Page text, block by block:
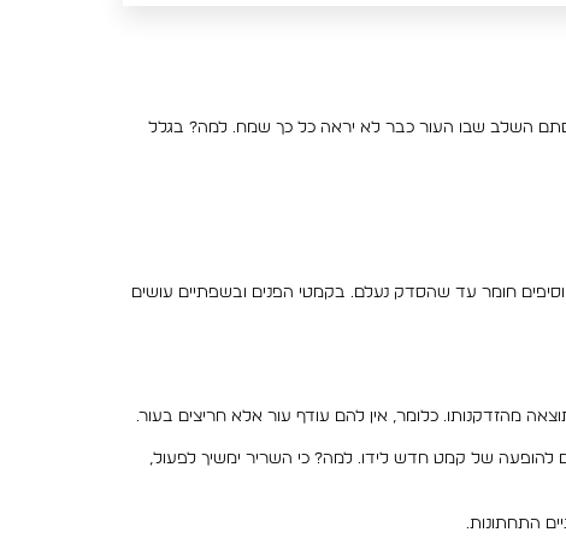
הסתם השלב שבו העור כבר לא יראה כל כך שמח. למה? בגלל
חומר עד שהסדק נעלם. בקמטי הפנים ובשפתיים עושים
מהזדקנותו. כלומר, אין להם עודף עור אלא חריצים בעור.
להופעה של קמט חדש לידו. למה? כי השריר ימשיך לפעול,
התחתונות.